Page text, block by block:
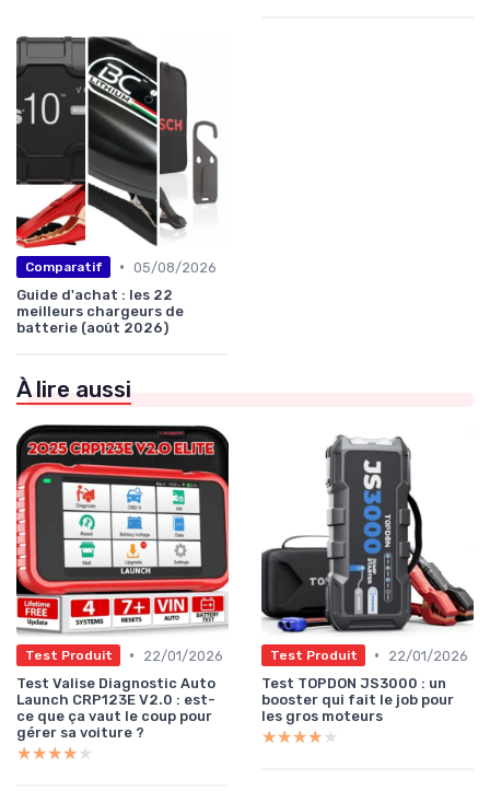
Comparatif • 05/08/2026
Guide d'achat : les 22
meilleurs chargeurs de
batterie (août 2026)
À lire aussi
Test Produit •
22/01/2026
Test Valise Diagnostic Auto
Launch CRP123E V2.0 : est-
ce que ça vaut le coup pour
gérer sa voiture ?
★★★★★
★★★★★
Test Produit •
22/01/2026
Test TOPDON JS3000 : un
booster qui fait le job pour
les gros moteurs
★★★★★
★★★★★